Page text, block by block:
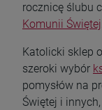
rocznicę ślubu
Komunii Świętej
Katolicki sklep
szeroki wybór
pomysłów na
Świętej i